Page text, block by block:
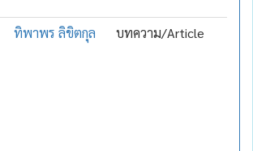
ทิพาพร ลิขิตกุล บทความ/Article